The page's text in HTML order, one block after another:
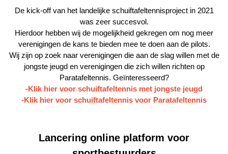
De kick-off van het landelijke schuiftafeltennisproject in 2021
was zeer succesvol.
Hierdoor hebben wij de mogelijkheid gekregen om nog meer
verenigingen de kans te bieden mee te doen aan de pilots.
Wij zijn op zoek naar verenigingen die aan de slag willen met de
jongste jeugd en verenigingen die zich willen richten op
Paratafeltennis. Geïnteresseerd?
-Klik hier voor schuiftafeltennis met jongste jeugd
-Klik hier voor schuiftafeltennis voor Paratafeltennis
Lancering online platform voor